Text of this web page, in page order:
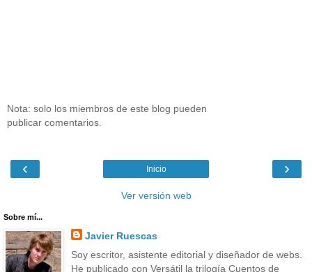
Nota: solo los miembros de este blog pueden
publicar comentarios.
‹ ›
Inicio
Ver versión web
Sobre mí...
Javier Ruescas
Soy escritor, asistente editorial y diseñador de webs.
He publicado con Versátil la trilogía Cuentos de